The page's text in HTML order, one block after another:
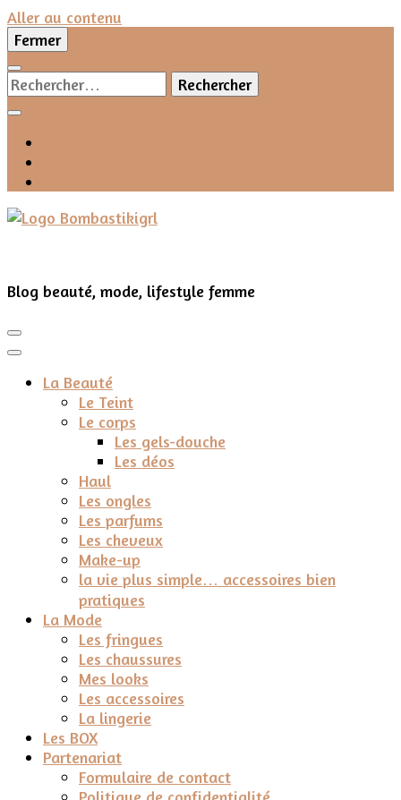
Aller au contenu
Fermer
Rechercher :
Blog beauté, mode, lifestyle femme
La Beauté
Le Teint
Le corps
Les gels-douche
Les déos
Haul
Les ongles
Les parfums
Les cheveux
Make-up
la vie plus simple… accessoires bien
pratiques
La Mode
Les fringues
Les chaussures
Mes looks
Les accessoires
La lingerie
Les BOX
Partenariat
Formulaire de contact